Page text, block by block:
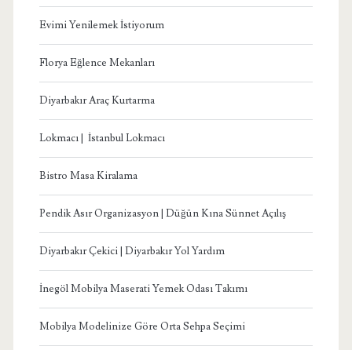
Evimi Yenilemek İstiyorum
Florya Eğlence Mekanları
Diyarbakır Araç Kurtarma
Lokmacı | İstanbul Lokmacı
Bistro Masa Kiralama
Pendik Asır Organizasyon | Düğün Kına Sünnet Açılış
Diyarbakır Çekici | Diyarbakır Yol Yardım
İnegöl Mobilya Maserati Yemek Odası Takımı
Mobilya Modelinize Göre Orta Sehpa Seçimi